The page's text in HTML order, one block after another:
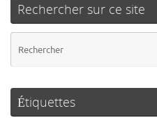
Rechercher sur ce site
Étiquettes